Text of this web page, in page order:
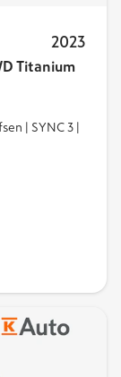
2023
Titanium
| SYNC 3 |